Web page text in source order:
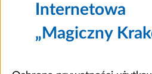
Internetowa
„Magiczny